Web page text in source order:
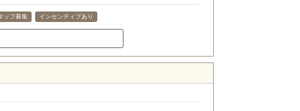
ッフ募集 インセンティブあり